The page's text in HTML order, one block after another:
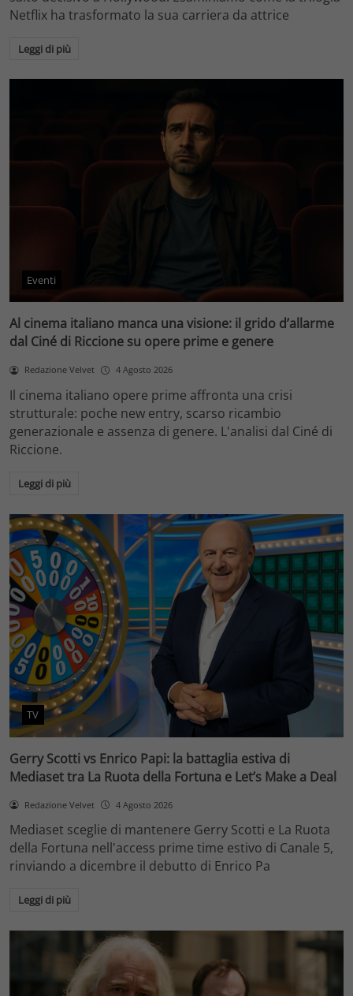
Netflix ha trasformato la sua carriera da attrice
Leggi di più
Eventi
Al cinema italiano manca una visione: il grido d’allarme
dal Ciné di Riccione su opere prime e genere
Redazione Velvet 4 Agosto 2026
Il cinema italiano opere prime affronta una crisi
strutturale: poche new entry, scarso ricambio
generazionale e assenza di genere. L'analisi dal Ciné di
Riccione.
Leggi di più
TV
Gerry Scotti vs Enrico Papi: la battaglia estiva di
Mediaset tra La Ruota della Fortuna e Let’s Make a Deal
Redazione Velvet 4 Agosto 2026
Mediaset sceglie di mantenere Gerry Scotti e La Ruota
della Fortuna nell'access prime time estivo di Canale 5,
rinviando a dicembre il debutto di Enrico Pa
Leggi di più